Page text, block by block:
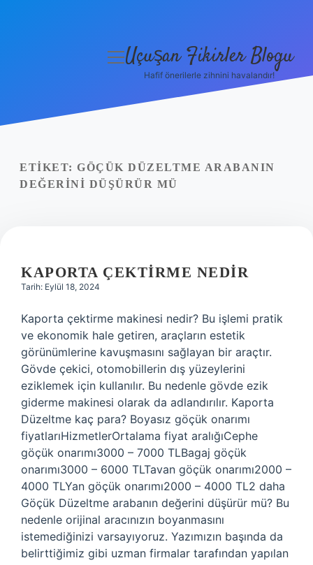
Yasal Uyarı
menüyü
Uçuşan Fikirler Blogu
Hafif önerilerle zihnini havalandır!
ETIKET: GÖÇÜK DÜZELTME ARABANIN
DEĞERINI DÜŞÜRÜR MÜ
KAPORTA ÇEKTIRME NEDIR
Tarih: Eylül 18, 2024
Kaporta çektirme makinesi nedir? Bu işlemi pratik
ve ekonomik hale getiren, araçların estetik
görünümlerine kavuşmasını sağlayan bir araçtır.
Gövde çekici, otomobillerin dış yüzeylerini
eziklemek için kullanılır. Bu nedenle gövde ezik
giderme makinesi olarak da adlandırılır. Kaporta
Düzeltme kaç para? Boyasız göçük onarımı
fiyatlarıHizmetlerOrtalama fiyat aralığıCephe
göçük onarımı3000 – 7000 TLBagaj göçük
onarımı3000 – 6000 TLTavan göçük onarımı2000 –
4000 TLYan göçük onarımı2000 – 4000 TL2 daha
Göçük Düzeltme arabanın değerini düşürür mü? Bu
nedenle orijinal aracınızın boyanmasını
istemediğinizi varsayıyoruz. Yazımızın başında da
belirttiğimiz gibi uzman firmalar tarafından yapılan